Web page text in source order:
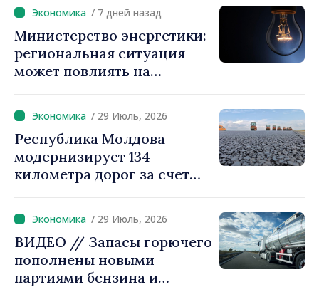
/ 7 дней назад
Министерство энергетики:
региональная ситуация
может повлиять на
электроэнергии и рост цен.
Граждан призывают
экономить
/ 29 Июль, 2026
Республика Молдова
модернизирует 134
километра дорог за счет
/ 29 Июль, 2026
ВИДЕО // Запасы горючего
пополнены новыми
партиями бензина и